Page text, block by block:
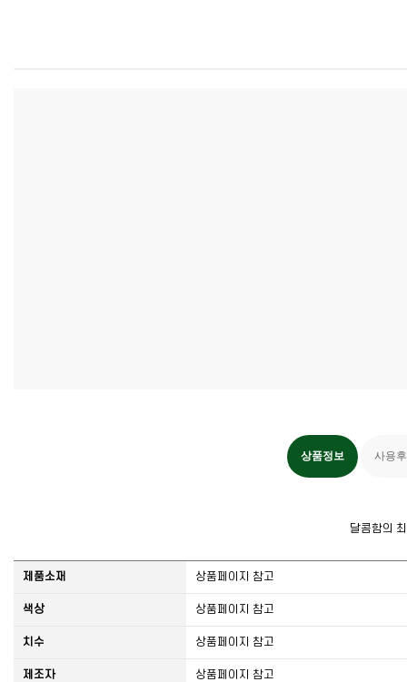
상품정보 사용
달콤함의
제품소재 상품페이지 참고
색상 상품페이지 참고
치수 상품페이지 참고
제조자 상품페이지 참고